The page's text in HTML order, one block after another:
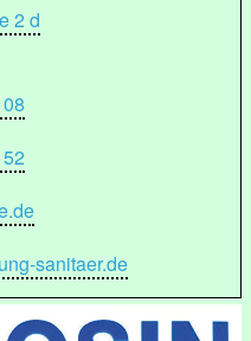
2 d
sanitaer.de